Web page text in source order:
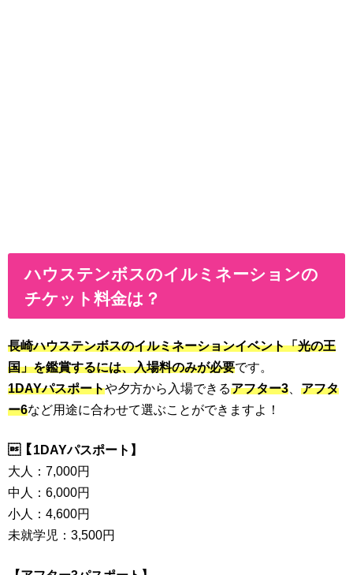
ハウステンボスのイルミネーションの
チケット料金は？
長崎ハウステンボスのイルミネーションイベント「光の王
国」を鑑賞するには、入場料のみが必要です。
1DAYパスポートや夕方から入場できるアフター3
アフタ
ー6など用途に合わせて選ぶことができますよ！
【1DAYパスポート】
大人：7,000円
中人：6,000円
小人：4,600円
未就学児：3,500円